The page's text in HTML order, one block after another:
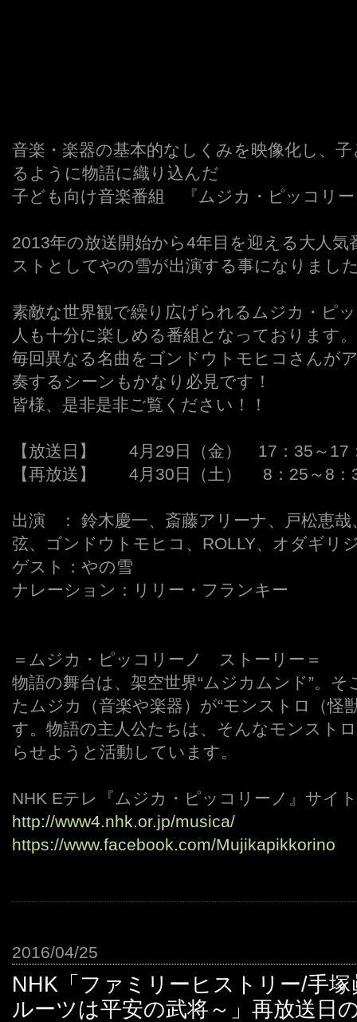
音楽・楽器の基本的なしくみを映像化し、
るように物語に織り込んだ
子ども向け音楽番組 『ムジカ・ピッコリ
2013年の放送開始から4年目を迎える大人
ストとしてやの雪が出演する事になりまし
素敵な世界観で繰り広げられるムジカ・ピ
人も十分に楽しめる番組となっております。
毎回異なる名曲をゴンドウトモヒコさんが
奏するシーンもかなり必見です！
皆様、是非是非ご覧ください！！
【放送日】 4月29日（金） 17：35～17
【再放送】 4月30日（土） 8：25～8
出演 ： 鈴木慶一、斎藤アリーナ、戸松恵哉
弦、ゴンドウトモヒコ、ROLLY、オダギリ
ゲスト：やの雪
ナレーション：リリー・フランキー
＝ムジカ・ピッコリーノ ストーリー＝
物語の舞台は、架空世界“ムジカムンド”。
たムジカ（音楽や楽器）が“モンストロ（怪
す。物語の主人公たちは、そんなモンスト
らせようと活動しています。
NHK Eテレ『ムジカ・ピッコリーノ』サイト
http://www4.nhk.or.jp/musica/
https://www.facebook.com/Mujikapikkorino
2016/04/25
NHK「ファミリーヒストリー/手
ルーツは平安の武将～」再放送日